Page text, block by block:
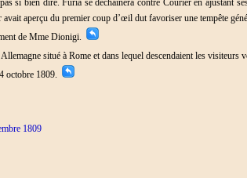
si bien dire. Furia se déchaînera contre Courier en ajustant
aperçu du premier coup d’œil dut favoriser une tempête
de Mme Dionigi.
situé à Rome et dans lequel descendaient les visiteurs
octobre 1809.
1809